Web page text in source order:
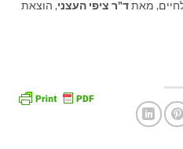
ד"ר ציפי העצני, הוצאת